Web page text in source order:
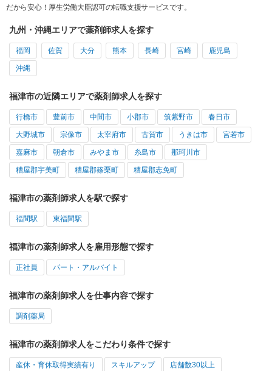
だから安心！厚生労働大臣認可の転職支援サービスです。
九州・沖縄エリアで薬剤師求人を探す
福岡 佐賀 大分 熊本 長崎 宮崎 鹿児島
沖縄
福津市の近隣エリアで薬剤師求人を探す
行橋市 豊前市 中間市 小郡市 筑紫野市 春日市
大野城市 宗像市 太宰府市 古賀市 うきは市 宮若市
嘉麻市 朝倉市 みやま市 糸島市 那珂川市
糟屋郡宇美町 糟屋郡篠栗町 糟屋郡志免町
福津市の薬剤師求人を駅で探す
福間駅 東福間駅
福津市の薬剤師求人を雇用形態で探す
正社員 パート・アルバイト
福津市の薬剤師求人を仕事内容で探す
調剤薬局
福津市の薬剤師求人をこだわり条件で探す
産休・育休取得実績有り スキルアップ 店舗数30以上